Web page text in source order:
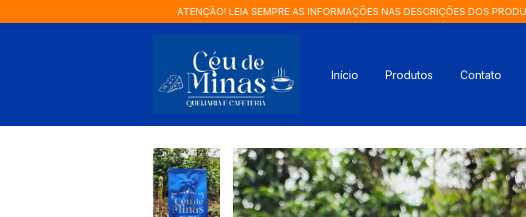
ATENÇÃO! LEIA SEMPRE AS INFORMAÇÕES NAS DESCRIÇÕES DOS PRODUTOS.
Início Produtos Contato